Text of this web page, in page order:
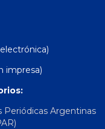
impresa)
Periódicas Argentinas